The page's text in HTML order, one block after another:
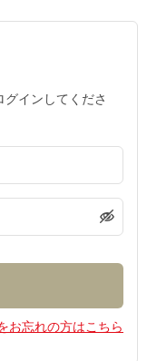
インしてくださ
お忘れの方はこちら